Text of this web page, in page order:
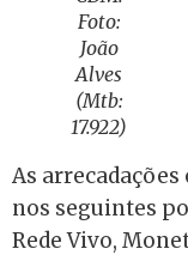
Foto:
João
Alves
(Mtb:
17.922)
As
nos seguintes
Rede Vivo,